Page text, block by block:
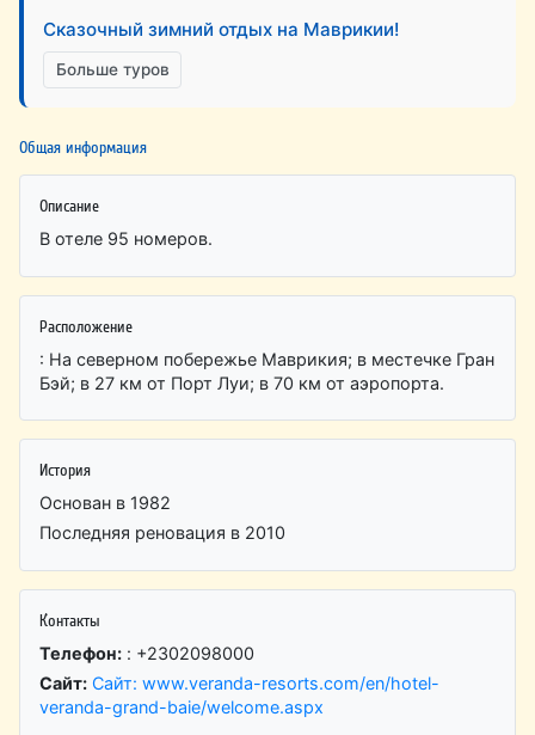
Сказочный зимний отдых на Маврикии!
Больше туров
Общая информация
Описание
В отеле 95 номеров.
Расположение
: На северном побережье Маврикия; в местечке Гран
Бэй; в 27 км от Порт Луи; в 70 км от аэропорта.
История
Основан в 1982
Последняя реновация в 2010
Контакты
Телефон: : +2302098000
Сайт: Сайт: www.veranda-resorts.com/en/hotel-
veranda-grand-baie/welcome.aspx